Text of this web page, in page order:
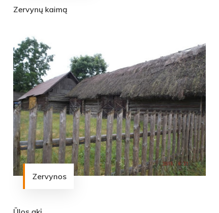
Zervynų kaimą
Zervynos